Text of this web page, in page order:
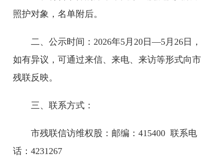
照护对象，名单附后。
二、公示时间：2026年5月20日—5月26日，
如有异议，可通过来信、来电、来访等形式向市
残联反映。
三、联系方式：
市残联信访维权股：邮编：415400 联系电
话：4231267